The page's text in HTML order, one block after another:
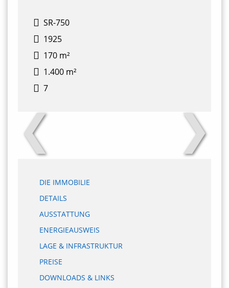
SR-750
1925
170 m²
1.400 m²
7
❮ ❯
DIE IMMOBILIE
DETAILS
AUSSTATTUNG
ENERGIEAUSWEIS
LAGE & INFRASTRUKTUR
PREISE
DOWNLOADS & LINKS